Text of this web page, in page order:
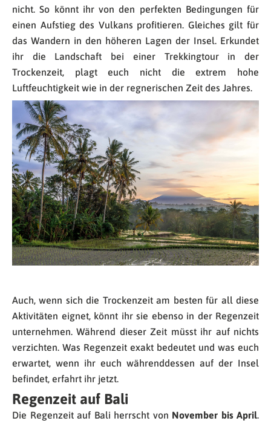
nicht. So könnt ihr von den perfekten Bedingungen für
einen Aufstieg des Vulkans profitieren. Gleiches gilt für
das Wandern in den höheren Lagen der Insel. Erkundet
ihr die Landschaft bei einer Trekkingtour in der
Trockenzeit, plagt euch nicht die extrem hohe
Luftfeuchtigkeit wie in der regnerischen Zeit des Jahres.
Auch, wenn sich die Trockenzeit am besten für all diese
Aktivitäten eignet, könnt ihr sie ebenso in der Regenzeit
unternehmen. Während dieser Zeit müsst ihr auf nichts
verzichten. Was Regenzeit exakt bedeutet und was euch
erwartet, wenn ihr euch währenddessen auf der Insel
befindet, erfahrt ihr jetzt.
Regenzeit auf Bali
Die Regenzeit auf Bali herrscht von November bis April.